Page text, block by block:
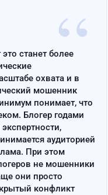
“
станет более
охвата и в
мошенник
понимает, что
Блогер годами
аудиторией
При этом
не мошенники
они просто
конфликт